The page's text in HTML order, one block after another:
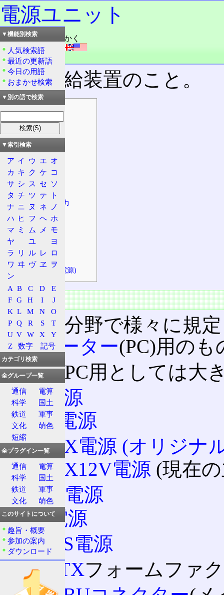
電源ユニット
読み：でんげんきかく
外語：power unit
品詞：名詞
電源供給装置のこと。
概要
技術
電源ケーブル
規格
80PLUS
レーン
コンバイン出力
特徴
AT電源
ATX電源
WTX電源
SSI電源(EPS電源)
概要
様々な分野で様々に規
ンピューター(PC)用の
現在のPC用としては大
AT電源
ATX電源
ATX電源 (オリジナ
ATX12V電源 (現在
WTX電源
SSI電源
EPS電源
BTXフォームファ
▼機能別検索
人気検索語
最近の更新語
今日の用語
おまかせ検索
▼別の語で検索
▼索引検索
ア イ ウ エ オ
カ キ ク ケ コ
サ シ ス セ ソ
タ チ ツ テ
ト
ナ ニ ヌ ネ
ノ
ハ ヒ フ ヘ ホ
マ ミ ム メ
モ
ヤ
ユ
ヨ
ラ
リ ル レ ロ
ワ ヰ ヴ ヱ
ヲ
ン
A B C D
E
F G H I
J
K L M N
O
P Q R S
T
U V W X
Y
Z
数字 記号
カテゴリ検索
全グループ一覧
通信
電算
科学
国土
鉄道
軍事
文化
萌色
短縮
全プラグイン一覧
通信
電算
科学
国土
鉄道
軍事
文化
萌色
このサイトについて
趣旨・概要
参加の案内
ダウンロード